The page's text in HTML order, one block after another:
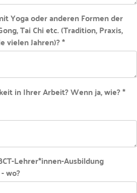
Yoga oder anderen Formen der
Tai Chi etc. (Tradition, Praxis,
vielen Jahren)? *
in Ihrer Arbeit? Wenn ja, wie? *
Lehrer*innen-Ausbildung
wo?